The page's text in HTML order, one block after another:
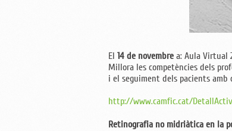
El 14 de novembre a: Aula Virtual
Millora les competències dels
i el seguiment dels pacients amb
http://www.camfic.cat/
Retinografia no midriàtica en la